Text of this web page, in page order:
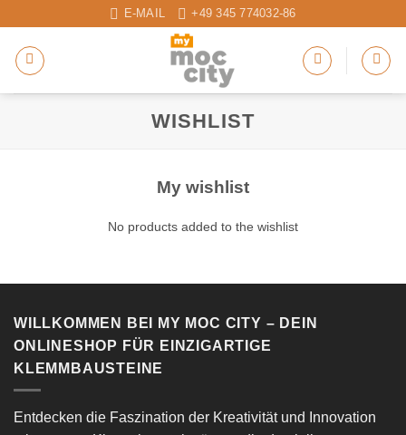
springen
E-MAIL +49 345 774032-86
WISHLIST
My wishlist
No products added to the wishlist
WILLKOMMEN BEI MY MOC CITY – DEIN
ONLINESHOP FÜR EINZIGARTIGE
KLEMMBAUSTEINE
Entdecken die Faszination der Kreativität und Innovation